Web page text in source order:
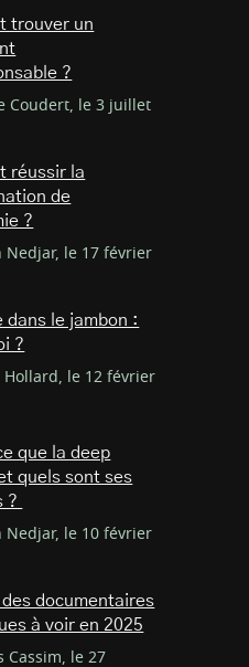
trouver un
?
Coudert, le 3 juillet
réussir la
de
?
Nedjar, le 17 février
dans le jambon :
?
Hollard, le 12 février
que la deep
quels sont ses
?
Nedjar, le 10 février
des documentaires
à voir en 2025
Cassim, le 27